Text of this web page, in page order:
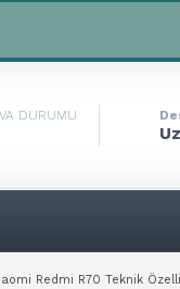
DURUMU
Redmi R70 Teknik